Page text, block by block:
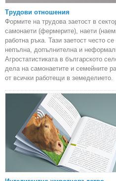
Трудови отношения
Формите на трудова заетост в
самонаети (фермерите), наети
работна ръка. Тази заетост често
непълна, допълнителна и
Агростатистиката в българското
дела на самонаетите и семейните
от всички работещи в земеделието.